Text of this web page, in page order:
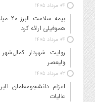
۰۴ مرداد ۱۴۰۵
هموفیلی ارائه کرد
۰۴ مرداد ۱۴۰۵
روایت شهردار
ولیعصر
۰۳ مرداد ۱۴۰۵
عالیات